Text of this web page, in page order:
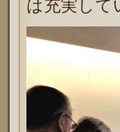
は充実して